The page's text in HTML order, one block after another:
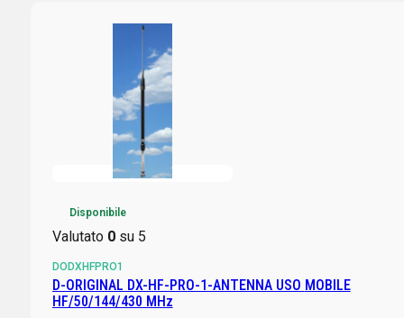
Disponibile
Valutato 0su 5
DODXHFPRO1
D-ORIGINAL DX-HF-PRO-1-ANTENNA USO MOBILE
HF/50/144/430 MHz